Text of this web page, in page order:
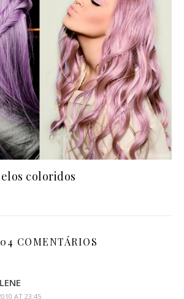
coloridos
COMENTÁRIOS
AT 23:45